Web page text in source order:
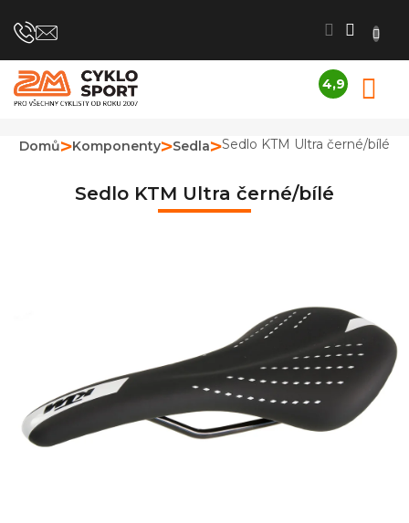
na
4,9
obchodu
je
z
5
Domů Komponenty Sedla Sedlo KTM Ultra černé/bílé
Sedlo KTM Ultra černé/bílé